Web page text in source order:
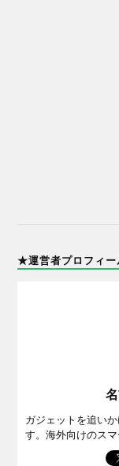
★運営者プロフィー
ガジェットを追い
す。海外向けのス